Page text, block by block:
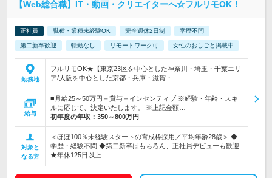
【Web総合職】IT・動画・クリエイターへ☆フルリモOK！
正社員 職種・業種未経験OK 完全週休2日制 学歴不問
第二新卒歓迎 転勤なし リモートワーク可 女性のおしごと掲載中
勤務地
フルリモOK★【東京23区を中心とした神奈川・埼玉・千葉エリ
ア/大阪を中心とした京都・兵庫・滋賀・…
給与
■月給25～50万円＋賞与＋インセンティブ ※経験・年齢・スキ
ルに応じて、決定いたします。 ※上記金額…
初年度の年収： 350～800万円
対象と
なる方
＜ほぼ100％未経験スタートの育成枠採用／平均年齢28歳＞ ◆
学歴・経験不問 ◆第二新卒はもちろん、正社員デビューも歓迎
★年休125日以上